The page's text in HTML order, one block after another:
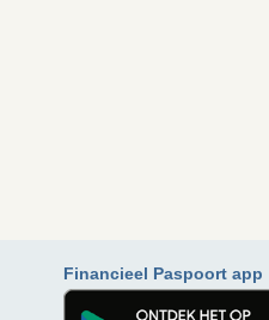
Financieel Paspoort app